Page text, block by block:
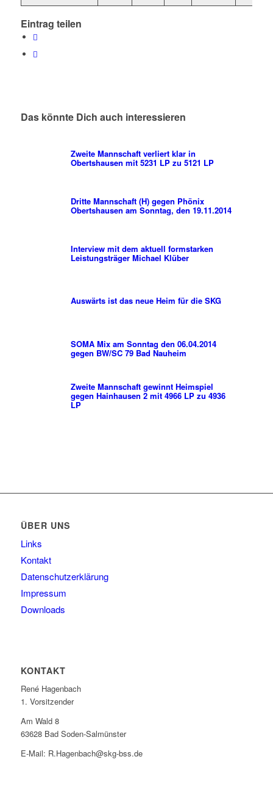
Eintrag teilen
Das könnte Dich auch interessieren
Zweite Mannschaft verliert klar in
Obertshausen mit 5231 LP zu 5121 LP
Dritte Mannschaft (H) gegen Phönix
Obertshausen am Sonntag, den 19.11.2014
Interview mit dem aktuell formstarken
Leistungsträger Michael Klüber
Auswärts ist das neue Heim für die SKG
SOMA Mix am Sonntag den 06.04.2014
gegen BW/SC 79 Bad Nauheim
Zweite Mannschaft gewinnt Heimspiel
gegen Hainhausen 2 mit 4966 LP zu 4936
LP
ÜBER UNS
Links
Kontakt
Datenschutzerklärung
Impressum
Downloads
KONTAKT
René Hagenbach
1. Vorsitzender
Am Wald 8
63628 Bad Soden-Salmünster
E-Mail: R.Hagenbach@skg-bss.de